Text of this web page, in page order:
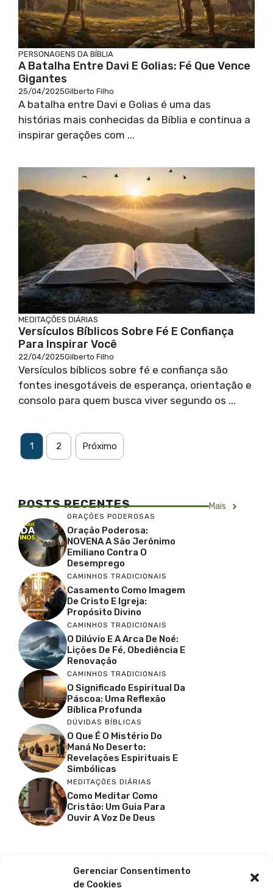
Gerenciar Consentimento
de Cookies
PERSONAGENS DA BÍBLIA
A Batalha Entre Davi E Golias: Fé Que Vence
Gigantes
25/04/2025Gilberto Filho
A batalha entre Davi e Golias é uma das
histórias mais conhecidas da Bíblia e continua a
inspirar gerações com ...
MEDITAÇÕES DIÁRIAS
Versículos Bíblicos Sobre Fé E Confiança
Para Inspirar Você
22/04/2025Gilberto Filho
Versículos bíblicos sobre fé e confiança são
fontes inesgotáveis de esperança, orientação e
consolo para quem busca viver segundo os ...
1 2 Próximo
POSTS RECENTES Mais
ORAÇÕES PODEROSAS
Oração Poderosa:
NOVENA A São Jerônimo
Emiliano Contra O
Desemprego
CAMINHOS TRADICIONAIS
Casamento Como Imagem
De Cristo E Igreja:
Propósito Divino
CAMINHOS TRADICIONAIS
O Dilúvio E A Arca De Noé:
Lições De Fé, Obediência E
Renovação
CAMINHOS TRADICIONAIS
O Significado Espiritual Da
Páscoa: Uma Reflexão
Bíblica Profunda
DÚVIDAS BÍBLICAS
O Que É O Mistério Do
Maná No Deserto:
Revelações Espirituais E
Simbólicas
MEDITAÇÕES DIÁRIAS
Como Meditar Como
Cristão: Um Guia Para
Ouvir A Voz De Deus
Facebook
Youtube
Pinterest